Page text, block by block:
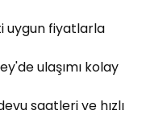
uygun fiyatlarla
ulaşımı kolay
saatleri ve hızlı